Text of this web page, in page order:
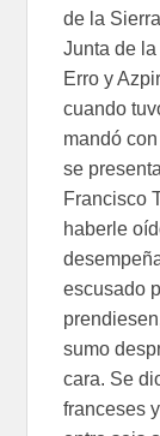
de la
Junta de
Erro y
cuando
mandó
se
Francisco
haberle
escusado
sumo
cara. Se
franceses